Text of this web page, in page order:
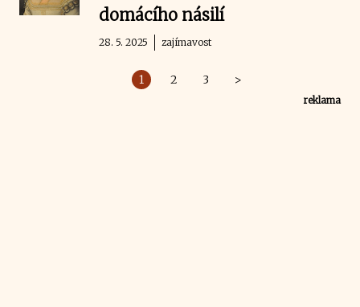
domácího násilí
28. 5. 2025 zajímavost
1 2 3 >
reklama